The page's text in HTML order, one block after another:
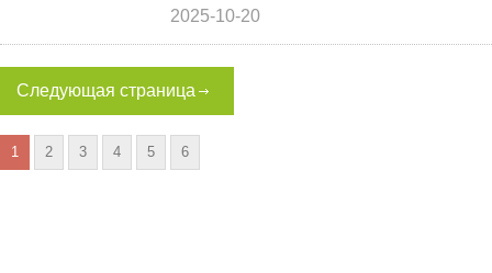
2025-10-20
Следующая страница
1 2 3 4 5 6